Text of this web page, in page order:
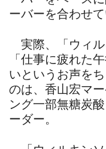
ーバーを合わせて
実際、「ウィル
「仕事に疲れた
いというお声を
のは、香山宏マ
ング一部無糖炭
ーダー。